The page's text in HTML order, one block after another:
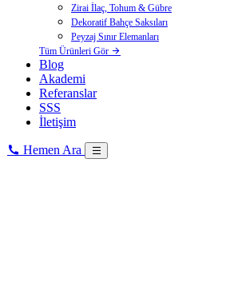
Zirai İlaç, Tohum & Gübre
Dekoratif Bahçe Saksıları
Peyzaj Sınır Elemanları
Tüm Ürünleri Gör
Blog
Akademi
Referanslar
SSS
İletişim
Hemen Ara